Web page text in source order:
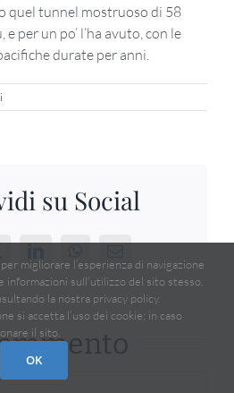
quel tunnel mostruoso di 58
per un po’ l’ha avuto, con le
durate per anni.
su Social
LinkedInWhatsApp
Email
migliorare l’esperienza di navigazione
sull’utilizzo del sito stesso.
la nostra privacy policy.
si accetta l’uso dei cookie; in caso
il sito.
OK